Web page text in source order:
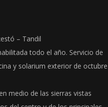
– Tandil
todo el año. Servicio de
y solarium exterior de
medio de las sierras vistas